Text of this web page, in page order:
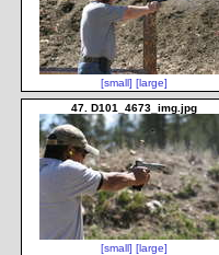
[small] [large]
47. D101_4673_img.jpg
[small] [large]